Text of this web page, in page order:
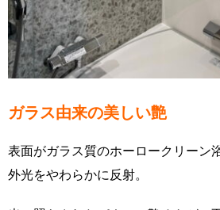
ガラス由来の美しい艶
表面がガラス質のホーロークリーン
外光をやわらかに反射。